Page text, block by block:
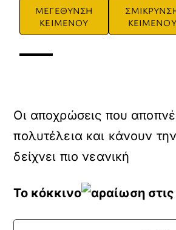
ΜΕΓΕΘΥΝΣΗ
ΚΕΙΜΕΝΟΥ
ΚΕΙΜΕΝΟΥ
Οι αποχρώσεις που
πολυτέλεια και κάνουν
δείχνει πιο νεανική
Το κόκκινο